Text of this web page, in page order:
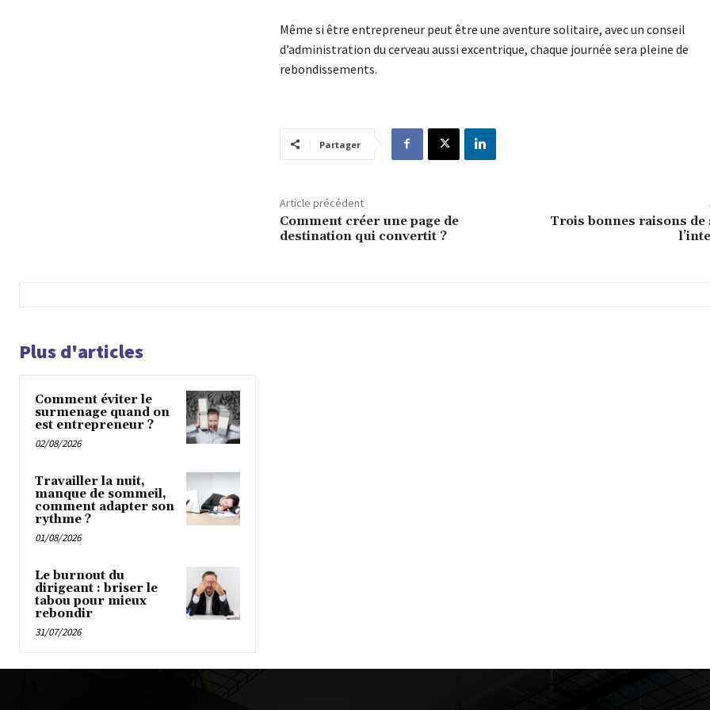
Même si être entrepreneur peut être une aventure solitaire, avec un conseil
d’administration du cerveau aussi excentrique, chaque journée sera pleine de
rebondissements.
Partager
Article précédent
Comment créer une page de
destination qui convertit ?
Trois bonnes raisons de
Plus d'articles
Comment éviter le
surmenage quand on
est entrepreneur ?
02/08/2026
Travailler la nuit,
manque de sommeil,
comment adapter son
rythme ?
01/08/2026
Le burnout du
dirigeant : briser le
tabou pour mieux
rebondir
31/07/2026